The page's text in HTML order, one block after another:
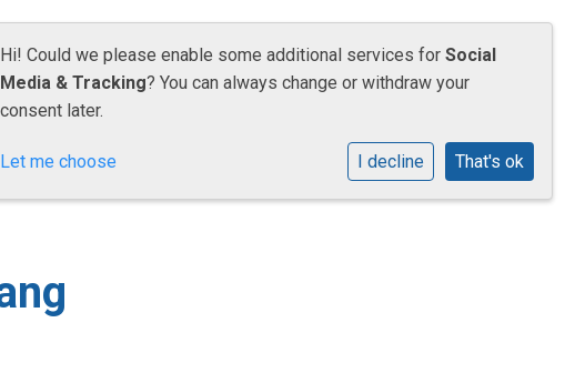
JENAPLAN OUDERS CONTACT
Hi! Could we please enable some additional services for Social
Media & Tracking? You can always change or withdraw your
consent later.
Let me choose I decline That's ok